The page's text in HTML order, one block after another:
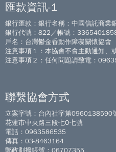
匯款資訊-1
銀行匯款：銀行名稱：中國信託商業
銀行代號：822／帳號：
戶名：台灣鬱金香動作障礙關懷協會
注意事項１：本協會不會主動通知、
注意事項２：任何問題請致電：
聯繫協會方式
立案字號：台內社字第0960138590
花蓮市中央路三段七O七號
電話：0963586535
傳真：03-8463164
郵政劃撥帳號：06707355